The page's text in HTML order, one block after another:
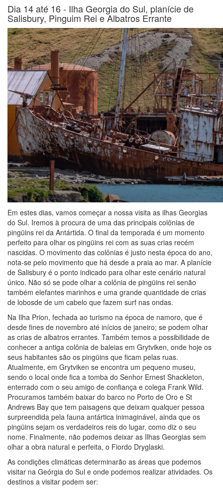
Dia 14 até 16 - Ilha Georgia do Sul, planície de
Salisbury, Pinguim Rei e Albatros Errante
Em estes dias, vamos começar a nossa visita as ilhas Georgias
do Sul. Iremos à procura de uma das principais colônias de
pingüins rei da Antártida. O final da temporada é um momento
perfeito para olhar os pingüins rei com as suas crias recém
nascidas. O movimento das colônias é justo nesta época do ano,
nota-se pelo movimento que há desde a praia ao mar. A planície
de Salisbury é o ponto indicado para olhar este cenário natural
único. Não só se pode olhar a colônia de pingüins rei senão
também elefantes marinhos e uma grande quantidade de crias
de lobosde de um cabelo que fazem surf nas ondas.
Na Ilha Prion, fechada ao turismo na época de namoro, que é
desde fines de novembro até inícios de janeiro; se podem olhar
as crias de albatros errantes. Também temos a possibilidade de
conhecer a antiga colônia de baleias em Grytviken, onde hoje os
seus habitantes são os pingüins que ficam pelas ruas.
Atualmente, em Grytviken se encontra um pequeno museu,
sendo o local onde fica a tomba do Senhor Ernest Shackleton,
enterrado com o seu amigo de confiança e colega Frank Wild.
Procuramos também baixar do barco no Porto de Oro e St
Andrews Bay que tem paisagens que deixam qualquer pessoa
surpreendida pela fauna antártica inimaginável, ainda que os
pingüins sejam os verdadeiros reis do lugar, como diz o seu
nome. Finalmente, não podemos deixar as Ilhas Georgias sem
olhar a obra natural e perfeita, o Fiordo Dryglaski.
As condições climáticas determinarão as áreas que podemos
visitar na Geórgia do Sul e onde podemos realizar atividades. Os
destinos a visitar podem ser: